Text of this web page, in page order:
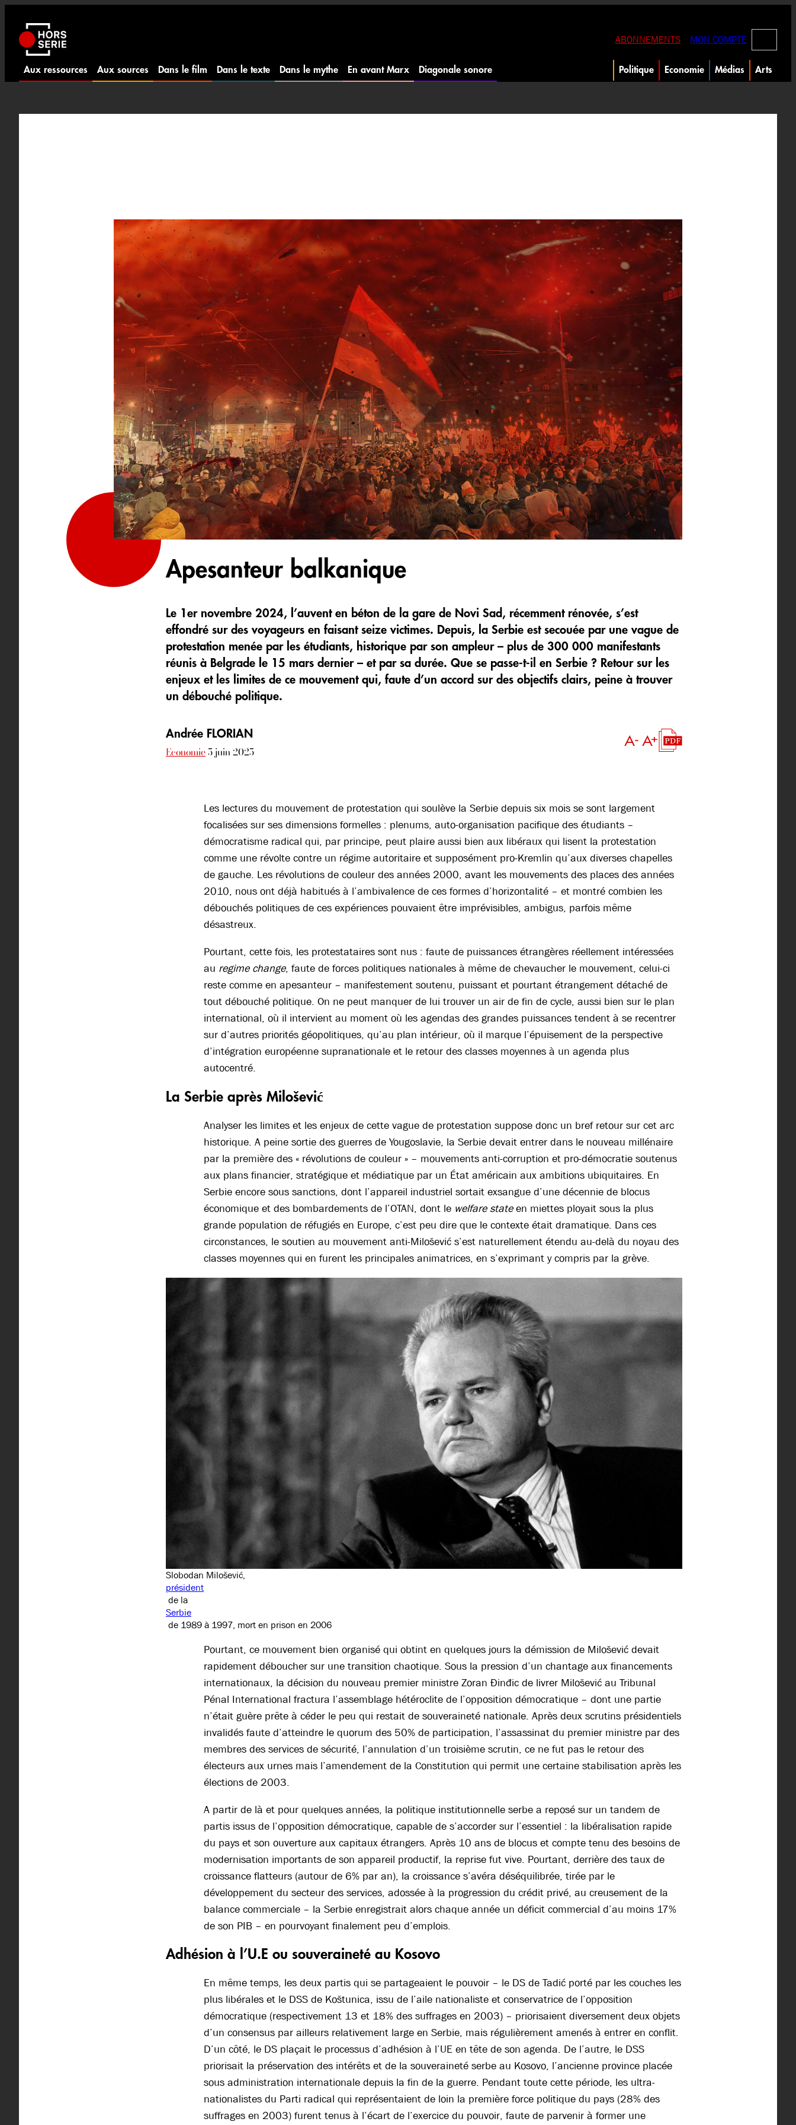
contenu
ABONNEMENTS MON COMPTE
Aux ressources Aux sources Dans le film Dans le texte Dans le mythe En avant Marx Diagonale sonore Politique Economie Médias Arts
Apesanteur balkanique
Le 1er novembre 2024, l’auvent en béton de la gare de Novi Sad, récemment rénovée, s’est
effondré sur des voyageurs en faisant seize victimes. Depuis, la Serbie est secouée par une vague de
protestation menée par les étudiants, historique par son ampleur – plus de 300 000 manifestants
réunis à Belgrade le 15 mars dernier – et par sa durée. Que se passe-t-il en Serbie ? Retour sur les
enjeux et les limites de ce mouvement qui, faute d’un accord sur des objectifs clairs, peine à trouver
un débouché politique.
Andrée FLORIAN
Economie 5 juin 2025
Les lectures du mouvement de protestation qui soulève la Serbie depuis six mois se sont largement
focalisées sur ses dimensions formelles : plenums, auto-organisation pacifique des étudiants –
démocratisme radical qui, par principe, peut plaire aussi bien aux libéraux qui lisent la protestation
comme une révolte contre un régime autoritaire et supposément pro-Kremlin qu’aux diverses chapelles
de gauche. Les révolutions de couleur des années 2000, avant les mouvements des places des années
2010, nous ont déjà habitués à l’ambivalence de ces formes d’horizontalité – et montré combien les
débouchés politiques de ces expériences pouvaient être imprévisibles, ambigus, parfois même
désastreux.
Pourtant, cette fois, les protestataires sont nus : faute de puissances étrangères réellement intéressées
au regime change, faute de forces politiques nationales à même de chevaucher le mouvement, celui-ci
reste comme en apesanteur – manifestement soutenu, puissant et pourtant étrangement détaché de
tout débouché politique. On ne peut manquer de lui trouver un air de fin de cycle, aussi bien sur le plan
international, où il intervient au moment où les agendas des grandes puissances tendent à se recentrer
sur d’autres priorités géopolitiques, qu’au plan intérieur, où il marque l’épuisement de la perspective
d’intégration européenne supranationale et le retour des classes moyennes à un agenda plus
autocentré.
La Serbie après Milošević
Analyser les limites et les enjeux de cette vague de protestation suppose donc un bref retour sur cet arc
historique. A peine sortie des guerres de Yougoslavie, la Serbie devait entrer dans le nouveau millénaire
par la première des « révolutions de couleur » – mouvements anti-corruption et pro-démocratie soutenus
aux plans financier, stratégique et médiatique par un État américain aux ambitions ubiquitaires. En
Serbie encore sous sanctions, dont l’appareil industriel sortait exsangue d’une décennie de blocus
économique et des bombardements de l’OTAN, dont le welfare stateen miettes ployait sous la plus
grande population de réfugiés en Europe, c’est peu dire que le contexte était dramatique. Dans ces
circonstances, le soutien au mouvement anti-Milošević s’est naturellement étendu au-delà du noyau des
classes moyennes qui en furent les principales animatrices, en s’exprimant y compris par la grève.
Slobodan Milošević,
président
de la
Serbie
de 1989 à 1997, mort en prison en 2006
Pourtant, ce mouvement bien organisé qui obtint en quelques jours la démission de Milošević devait
rapidement déboucher sur une transition chaotique. Sous la pression d’un chantage aux financements
internationaux, la décision du nouveau premier ministre Zoran Ðinđic de livrer Milošević au Tribunal
Pénal International fractura l’assemblage hétéroclite de l’opposition démocratique – dont une partie
n’était guère prête à céder le peu qui restait de souveraineté nationale. Après deux scrutins présidentiels
invalidés faute d’atteindre le quorum des 50% de participation, l’assassinat du premier ministre par des
membres des services de sécurité, l’annulation d’un troisième scrutin, ce ne fut pas le retour des
électeurs aux urnes mais l’amendement de la Constitution qui permit une certaine stabilisation après les
élections de 2003.
A partir de là et pour quelques années, la politique institutionnelle serbe a reposé sur un tandem de
partis issus de l’opposition démocratique, capable de s’accorder sur l’essentiel : la libéralisation rapide
du pays et son ouverture aux capitaux étrangers. Après 10 ans de blocus et compte tenu des besoins de
modernisation importants de son appareil productif, la reprise fut vive. Pourtant, derrière des taux de
croissance flatteurs (autour de 6% par an), la croissance s’avéra déséquilibrée, tirée par le
développement du secteur des services, adossée à la progression du crédit privé, au creusement de la
balance commerciale – la Serbie enregistrait alors chaque année un déficit commercial d’au moins 17%
de son PIB – en pourvoyant finalement peu d’emplois.
Adhésion à l’U.E ou souveraineté au Kosovo
En même temps, les deux partis qui se partageaient le pouvoir – le DS de Tadić porté par les couches les
plus libérales et le DSS de Koštunica, issu de l’aile nationaliste et conservatrice de l’opposition
démocratique (respectivement 13 et 18% des suffrages en 2003) – priorisaient diversement deux objets
d’un consensus par ailleurs relativement large en Serbie, mais régulièrement amenés à entrer en conflit.
D’un côté, le DS plaçait le processus d’adhésion à l’UE en tête de son agenda. De l’autre, le DSS
priorisait la préservation des intérêts et de la souveraineté serbe au Kosovo, l’ancienne province placée
sous administration internationale depuis la fin de la guerre. Pendant toute cette période, les ultra-
nationalistes du Parti radical qui représentaient de loin la première force politique du pays (28% des
suffrages en 2003) furent tenus à l’écart de l’exercice du pouvoir, faute de parvenir à former une